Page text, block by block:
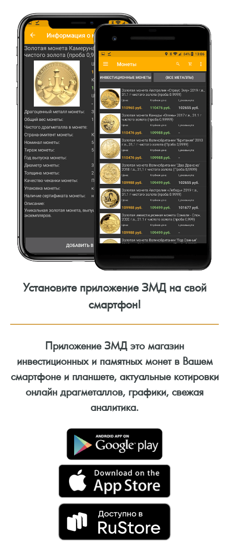
Установите приложение ЗМД на свой
смартфон!
Приложение ЗМД это магазин
инвестиционных и памятных монет в Вашем
смартфоне и планшете, актуальные котировки
онлайн драгметаллов, графики, свежая
аналитика.